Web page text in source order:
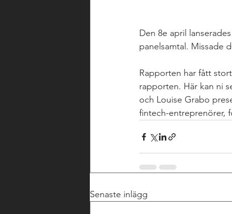
Den 8e april
panelsamtal. Missade
Rapporten har fått
rapporten. Här kan ni
och Louise Grabo
fintech-entreprenörer,
Senaste inlägg